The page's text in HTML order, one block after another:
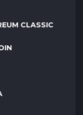
CLASSIC